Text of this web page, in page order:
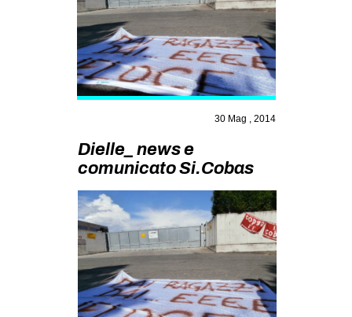
AREA
DEGENERAZIONE
GAZA FREESTYLE
CSOA LAMBRETTA
STUDENTI TSUNAMI
ZAM
MILANO
MOBILITAZIONI
SPAZI
SPORT POPOLARE
30 Mag , 2014
Dielle_ news e
comunicato Si.Cobas